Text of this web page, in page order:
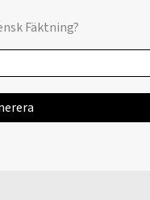
Fäktning?